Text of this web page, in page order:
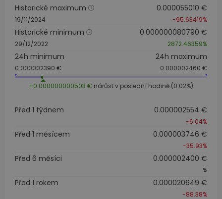
Historické maximum
19/11/2024
0.000055010 €
-95.63419%
Historické minimum
29/12/2022
0.000000080790 €
2872.46359%
24h minimum
0.000002390 €
24h maximum
0.000002460 €
+0.000000000503 € nárůst v poslední hodině (0.02%)
Před 1 týdnem 0.000002554 €
-6.04%
Před 1 měsícem 0.000003746 €
-35.93%
Před 6 měsíci 0.000002400 €
%
Před 1 rokem 0.000020649 €
-88.38%